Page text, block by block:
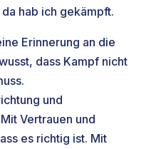
hab ich gekämpft.
Erinnerung an die
dass Kampf nicht
und
Vertrauen und
es richtig ist. Mit